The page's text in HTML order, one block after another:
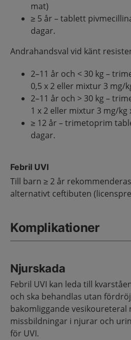
mat)
≥ 5 år – tablett
dagar.
Andrahandsval vid känt
2–11 år och < 30 kg –
0,5 x 2 eller mixtur 3 mg/
2–11 år och > 30 kg –
1 x 2 eller mixtur 3 mg/kg
≥ 12 år – trimetoprim
dagar.
Febril UVI
Till barn ≥ 2 år
alternativt ceftibuten
Komplikationer
Njurskada
Febril UVI kan leda till
och ska behandlas utan
bakomliggande vesikoureteral
missbildningar i njurar och
för UVI.